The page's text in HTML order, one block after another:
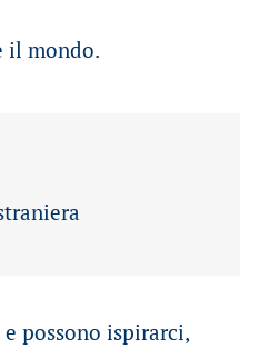
il mondo.
possono ispirarci,